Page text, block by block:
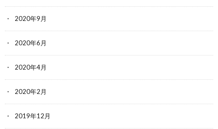
2020年9月
2020年6月
2020年4月
2020年2月
2019年12月